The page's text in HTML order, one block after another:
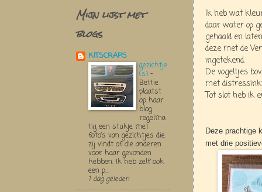
Ik heb wat
daar water op
gehaald en
deze met de
ingetekend.
De vogeltjes
met
Tot slot heb ik
Deze prachtige
met drie
Mijn lijst met
blogs
KITSCRAPS
gezichtje
(s) -
Bettie
plaatst
op haar
blog
regelma
tig een stukje met
foto’s van gezichtjes die
zij vindt of die anderen
voor haar gevonden
hebben. Ik heb zelf ook
een p...
1 dag geleden